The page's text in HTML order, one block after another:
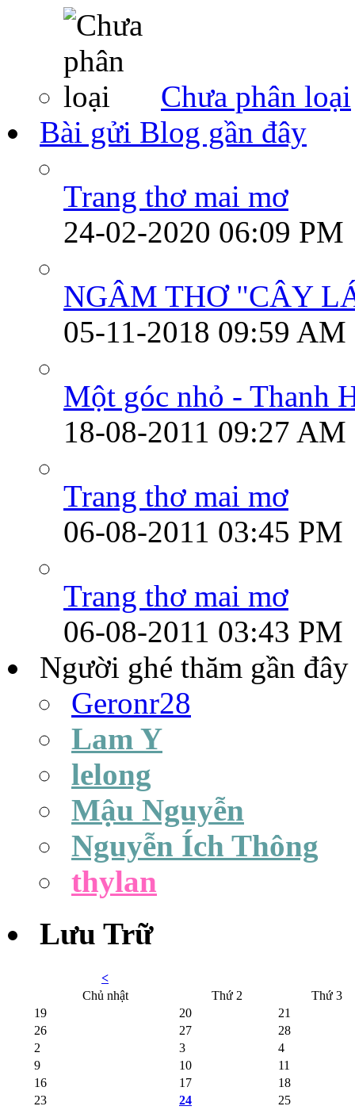
Chưa phân loại
Bài gửi Blog gần đây
Trang thơ mai mơ
24-02-2020 06:09 PM
NGÂM THƠ "CÂY
05-11-2018 09:59 AM
Một góc nhỏ - Thanh
18-08-2011 09:27 AM
Trang thơ mai mơ
06-08-2011 03:45 PM
Trang thơ mai mơ
06-08-2011 03:43 PM
Người ghé thăm gần đây
Geronr28
Lam Y
lelong
Mậu Nguyễn
Nguyễn Ích Thông
thylan
Lưu Trữ
<
Chủ nhật
Thứ 2
Thứ 3
19
20
21
26
27
28
2
3
4
9
10
11
16
17
18
23
24 25